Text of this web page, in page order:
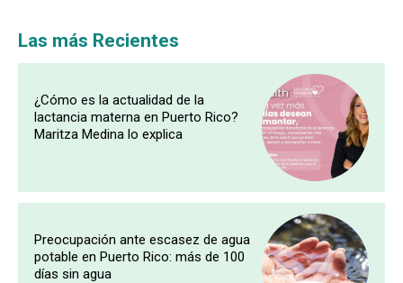
Las más Recientes
¿Cómo es la actualidad de la
lactancia materna en Puerto Rico?
Maritza Medina lo explica
Preocupación ante escasez de agua
potable en Puerto Rico: más de 100
días sin agua